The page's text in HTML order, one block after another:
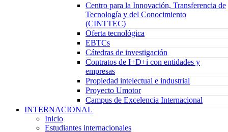
Centro para la Innovación, Transferencia de
Tecnología y del Conocimiento
(CINTTEC)
Oferta tecnológica
EBTCs
Cátedras de investigación
Contratos de I+D+i con entidades y
empresas
Propiedad intelectual e industrial
Proyecto Umotor
Campus de Excelencia Internacional
INTERNACIONAL
Inicio
Estudiantes internacionales